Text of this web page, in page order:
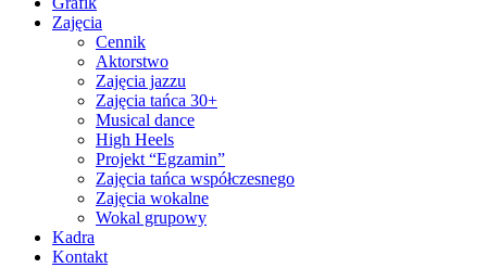
Zajęcia
Cennik
Aktorstwo
Zajęcia jazzu
Zajęcia tańca 30+
Musical dance
High Heels
Projekt “Egzamin”
Zajęcia tańca współczesnego
Zajęcia wokalne
Wokal grupowy
Kadra
Kontakt